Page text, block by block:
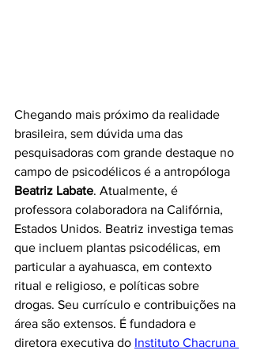
Chegando mais próximo da realidade
brasileira, sem dúvida uma das
pesquisadoras com grande destaque no
campo de psicodélicos é a antropóloga
Beatriz Labate. Atualmente, é
professora colaboradora na Califórnia,
Estados Unidos. Beatriz investiga temas
que incluem plantas psicodélicas, em
particular a ayahuasca, em contexto
ritual e religioso, e políticas sobre
drogas. Seu currículo e contribuições na
área são extensos. É fundadora e
diretora executiva do Instituto Chacruna